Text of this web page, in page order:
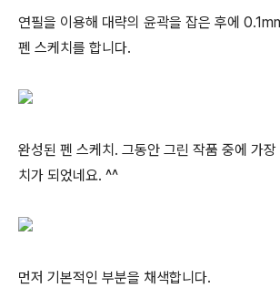
연필을 이용해 대략의 윤곽을 잡은 후에
펜 스케치를 합니다.
완성된 펜 스케치. 그동안 그린 작품 중에 가장
치가 되었네요. ^^
먼저 기본적인 부분을 채색합니다.